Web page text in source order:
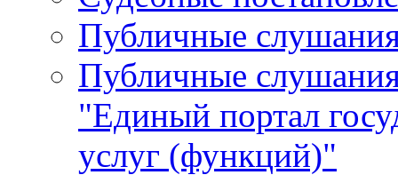
Публичные
Публичные
"Единый портал
услуг (функций)"